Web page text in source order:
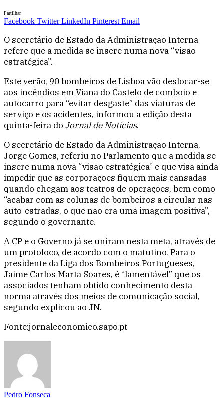
Partilhar
Facebook Twitter LinkedIn Pinterest Email
O secretário de Estado da Administração Interna
refere que a medida se insere numa nova “visão
estratégica”.
Este verão, 90 bombeiros de Lisboa vão deslocar-se
aos incêndios em Viana do Castelo de comboio e
autocarro para “evitar desgaste” das viaturas de
serviço e os acidentes, informou a edição desta
quinta-feira do Jornal de Notícias.
O secretário de Estado da Administração Interna,
Jorge Gomes, referiu no Parlamento que a medida se
insere numa nova “visão estratégica” e que visa ainda
impedir que as corporações fiquem mais cansadas
quando chegam aos teatros de operações, bem como
“acabar com as colunas de bombeiros a circular nas
auto-estradas, o que não era uma imagem positiva”,
segundo o governante.
A CP e o Governo já se uniram nesta meta, através de
um protoloco, de acordo com o matutino. Para o
presidente da Liga dos Bombeiros Portugueses,
Jaime Carlos Marta Soares, é “lamentável” que os
associados tenham obtido conhecimento desta
norma através dos meios de comunicação social,
segundo explicou ao JN.
Fonte:jornaleconomico.sapo.pt
Pedro Fonseca